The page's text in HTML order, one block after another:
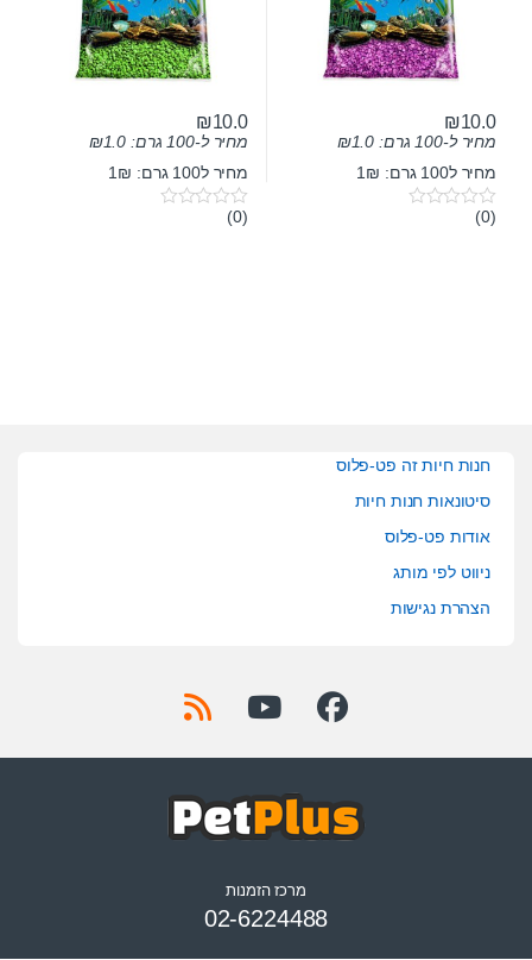
₪10.0
מחיר ל-100 גרם: ₪1.0
מחיר ל100 גרם: 1₪
0(0)
₪10.0
מחיר ל-100 גרם: ₪1.0
מחיר ל100 גרם: 1₪
0(0)
חנות חיות זה פט-פלוס
סיטונאות חנות חיות
אודות פט-פלוס
ניווט לפי מותג
הצהרת נגישות
מרכז הזמנות
02-6224488